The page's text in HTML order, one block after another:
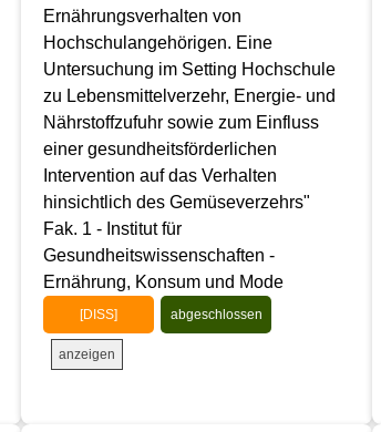
Ernährungsverhalten von
Hochschulangehörigen. Eine
Untersuchung im Setting Hochschule
zu Lebensmittelverzehr, Energie- und
Nährstoffzufuhr sowie zum Einfluss
einer gesundheitsförderlichen
Intervention auf das Verhalten
hinsichtlich des Gemüseverzehrs"
Fak. 1 - Institut für
Gesundheitswissenschaften -
Ernährung, Konsum und Mode
[DISS] abgeschlossen
anzeigen